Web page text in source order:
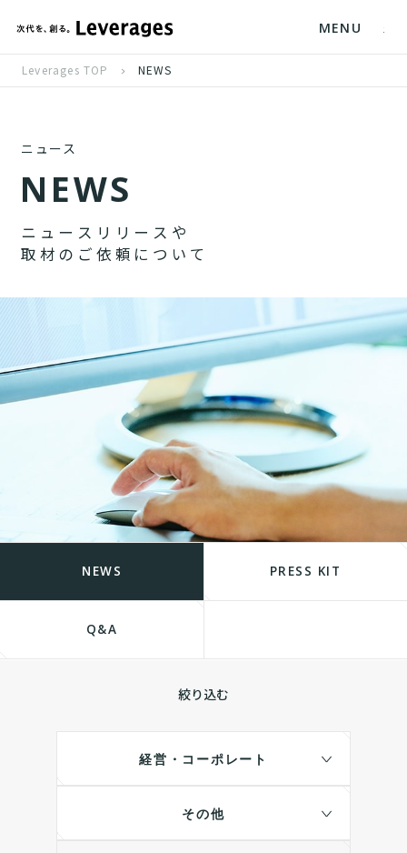
MENU
Leverages TOP NEWS
ニュース
NEWS
ニ ュ ー ス リ リ ー ス や
取 材 の ご 依 頼 に つ い て
NEWS PRESS KIT
Q&A
絞り込む
経営・コーポレート
その他